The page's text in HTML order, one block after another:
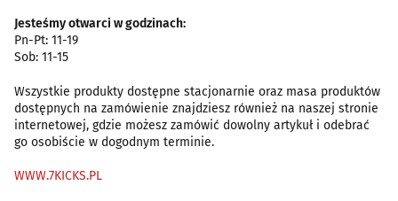
Jesteśmy otwarci w godzinach:
Pn-Pt: 11-19
Sob: 11-15
Wszystkie produkty dostępne stacjonarnie oraz masa produktów
dostępnych na zamówienie znajdziesz również na naszej stronie
internetowej, gdzie możesz zamówić dowolny artykuł i odebrać
go osobiście w dogodnym terminie.
WWW.7KICKS.PL